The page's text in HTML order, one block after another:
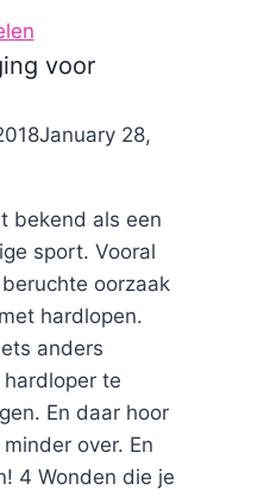
voor
January 28,
bekend als een
sport. Vooral
oorzaak
hardlopen.
anders
te
En daar hoor
over. En
4 Wonden die je